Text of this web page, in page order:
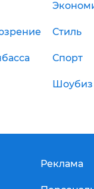
Стиль
Спорт
Шоубиз
Реклама